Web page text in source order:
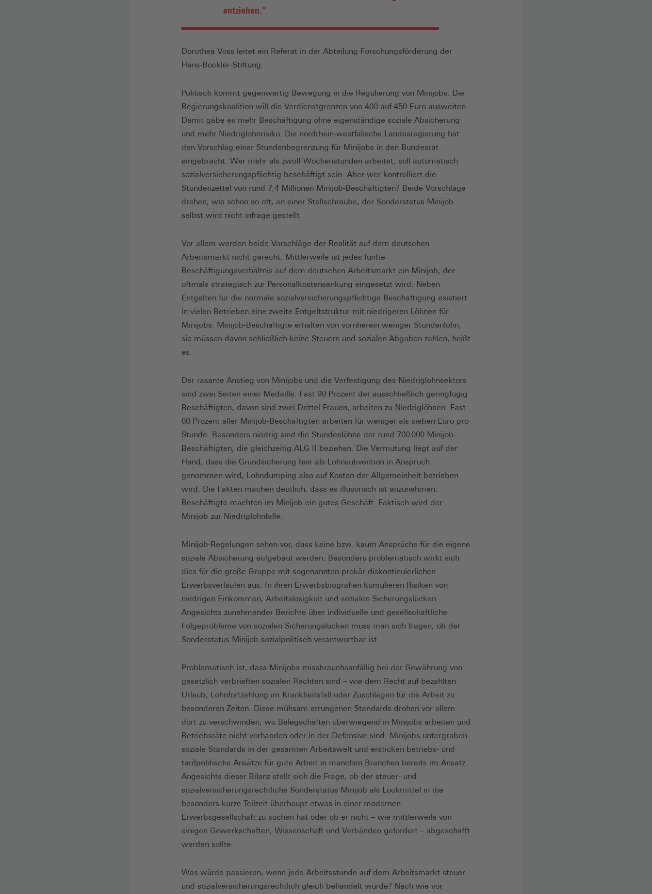
entziehen.“
Dorothea Voss leitet ein Referat in der Abteilung Forschungsförderung der
Hans-Böckler-Stiftung.
Politisch kommt gegenwärtig Bewegung in die Regulierung von Minijobs: Die
Regierungskoalition will die Verdienstgrenzen von 400 auf 450 Euro ausweiten.
Damit gäbe es mehr Beschäftigung ohne eigenständige soziale Absicherung
und mehr Niedriglohnrisiko. Die nordrhein-westfälische Landesregierung hat
den Vorschlag einer Stundenbegrenzung für Minijobs in den Bundesrat
eingebracht. Wer mehr als zwölf Wochenstunden arbeitet, soll automatisch
sozialversicherungspflichtig beschäftigt sein. Aber wer kontrolliert die
Stundenzettel von rund 7,4 Millionen Minijob-Beschäftigten? Beide Vorschläge
drehen, wie schon so oft, an einer Stellschraube, der Sonderstatus Minijob
selbst wird nicht infrage gestellt.
Vor allem werden beide Vorschläge der Realität auf dem deutschen
Arbeitsmarkt nicht gerecht: Mittlerweile ist jedes fünfte
Beschäftigungsverhältnis auf dem deutschen Arbeitsmarkt ein Minijob, der
oftmals strategisch zur Personalkostensenkung eingesetzt wird: Neben
Entgelten für die normale sozialversicherungspflichtige Beschäftigung existiert
in vielen Betrieben eine zweite Entgeltstruktur mit niedrigeren Löhnen für
Minijobs. Minijob-Beschäftigte erhalten von vornherein weniger Stundenlohn,
sie müssen davon schließlich keine Steuern und sozialen Abgaben zahlen, heißt
es.
Der rasante Anstieg von Minijobs und die Verfestigung des Niedriglohnsektors
sind zwei Seiten einer Medaille: Fast 90 Prozent der ausschließlich geringfügig
Beschäftigten, davon sind zwei Drittel Frauen, arbeiten zu Niedriglöhnen. Fast
60 Prozent aller Minijob-Beschäftigten arbeiten für weniger als sieben Euro pro
Stunde. Besonders niedrig sind die Stundenlöhne der rund 700 000 Minijob-
Beschäftigten, die gleichzeitig ALG II beziehen. Die Vermutung liegt auf der
Hand, dass die Grundsicherung hier als Lohnsubvention in Anspruch
genommen wird, Lohndumping also auf Kosten der Allgemeinheit betrieben
wird. Die Fakten machen deutlich, dass es illusorisch ist anzunehmen,
Beschäftigte machten im Minijob ein gutes Geschäft. Faktisch wird der
Minijob zur Niedriglohnfalle.
Minijob-Regelungen sehen vor, dass keine bzw. kaum Ansprüche für die eigene
soziale Absicherung aufgebaut werden. Besonders problematisch wirkt sich
dies für die große Gruppe mit sogenannten prekär-diskontinuierlichen
Erwerbsverläufen aus. In ihren Erwerbsbiografien kumulieren Risiken von
niedrigen Einkommen, Arbeitslosigkeit und sozialen Sicherungslücken.
Angesichts zunehmender Berichte über individuelle und gesellschaftliche
Folgeprobleme von sozialen Sicherungslücken muss man sich fragen, ob der
Sonderstatus Minijob sozialpolitisch verantwortbar ist.
Problematisch ist, dass Minijobs missbrauchsanfällig bei der Gewährung von
gesetzlich verbrieften sozialen Rechten sind – wie dem Recht auf bezahlten
Urlaub, Lohnfortzahlung im Krankheitsfall oder Zuschlägen für die Arbeit zu
besonderen Zeiten. Diese mühsam errungenen Standards drohen vor allem
dort zu verschwinden, wo Belegschaften überwiegend in Minijobs arbeiten und
Betriebsräte nicht vorhanden oder in der Defensive sind. Minijobs untergraben
soziale Standards in der gesamten Arbeitswelt und ersticken betriebs- und
tarifpolitische Ansätze für gute Arbeit in manchen Branchen bereits im Ansatz.
Angesichts dieser Bilanz stellt sich die Frage, ob der steuer- und
sozialversicherungsrechtliche Sonderstatus Minijob als Lockmittel in die
besonders kurze Teilzeit überhaupt etwas in einer modernen
Erwerbsgesellschaft zu suchen hat oder ob er nicht – wie mittlerweile von
einigen Gewerkschaften, Wissenschaft und Verbänden gefordert – abgeschafft
werden sollte.
Was würde passieren, wenn jede Arbeitsstunde auf dem Arbeitsmarkt steuer-
und sozialversicherungsrechtlich gleich behandelt würde? Nach wie vor